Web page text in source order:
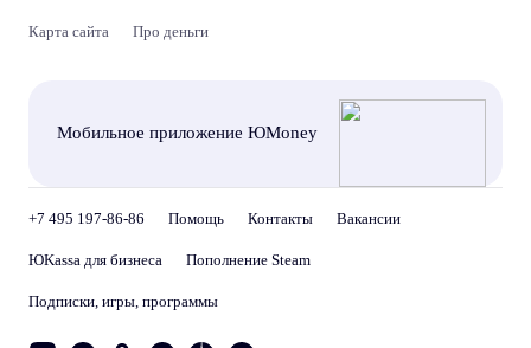
Карта сайта Про деньги
Мобильное приложение ЮMoney
+7 495 197-86-86 Помощь Контакты Вакансии
ЮKassa для бизнеса Пополнение Steam
Подписки, игры, программы